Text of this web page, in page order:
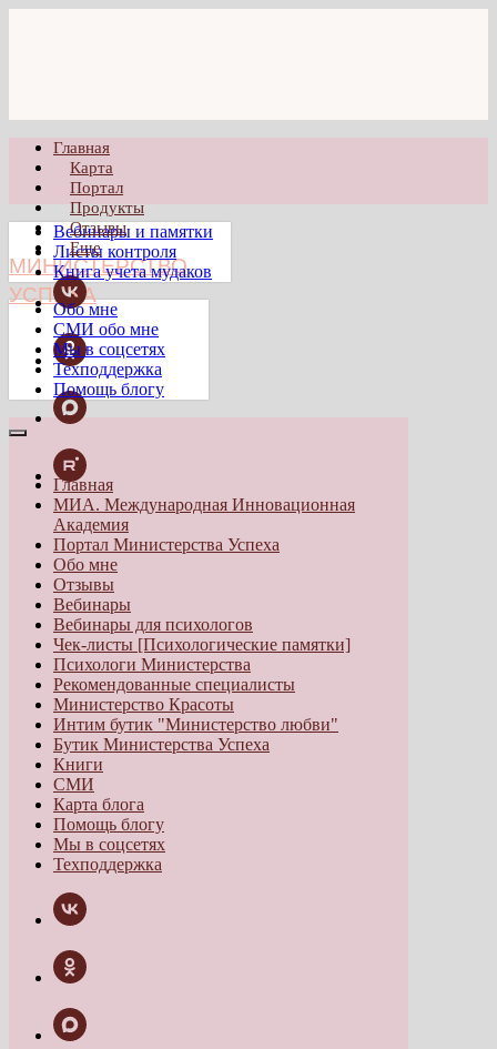
МИНИСТЕРСТВО
УСПЕХА
Главная
Карта
Портал
Продукты
Отзывы
Еще
Вебинары и памятки
Листы контроля
Книга учета мудаков
Обо мне
СМИ обо мне
Мы в соцсетях
Техподдержка
Помощь блогу
Главная
МИА. Международная Инновационная
Академия
Портал Министерства Успеха
Обо мне
Отзывы
Вебинары
Вебинары для психологов
Чек-листы [Психологические памятки]
Психологи Министерства
Рекомендованные специалисты
Министерство Красоты
Интим бутик "Министерство любви"
Бутик Министерства Успеха
Книги
СМИ
Карта блога
Помощь блогу
Мы в соцсетях
Техподдержка